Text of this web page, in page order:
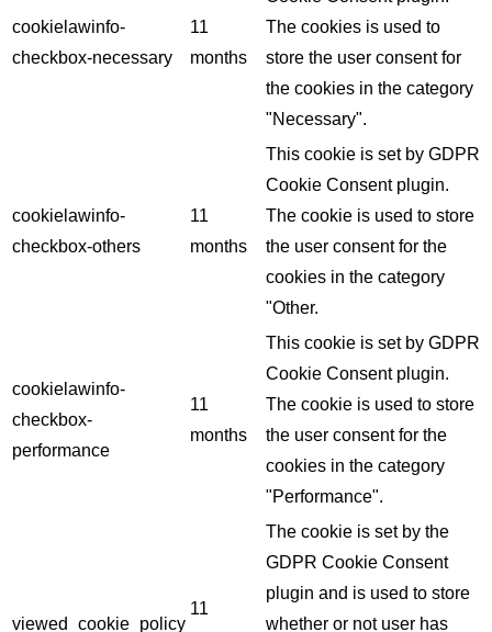
cookielawinfo-
checkbox-necessary
11
months
The cookies is used to
store the user consent for
the cookies in the category
"Necessary".
cookielawinfo-
checkbox-others
11
months
This cookie is set by GDPR
Cookie Consent plugin.
The cookie is used to store
the user consent for the
cookies in the category
"Other.
cookielawinfo-
checkbox-
performance
11
months
This cookie is set by GDPR
Cookie Consent plugin.
The cookie is used to store
the user consent for the
cookies in the category
"Performance".
viewed_cookie_policy
11
The cookie is set by the
GDPR Cookie Consent
plugin and is used to store
whether or not user has